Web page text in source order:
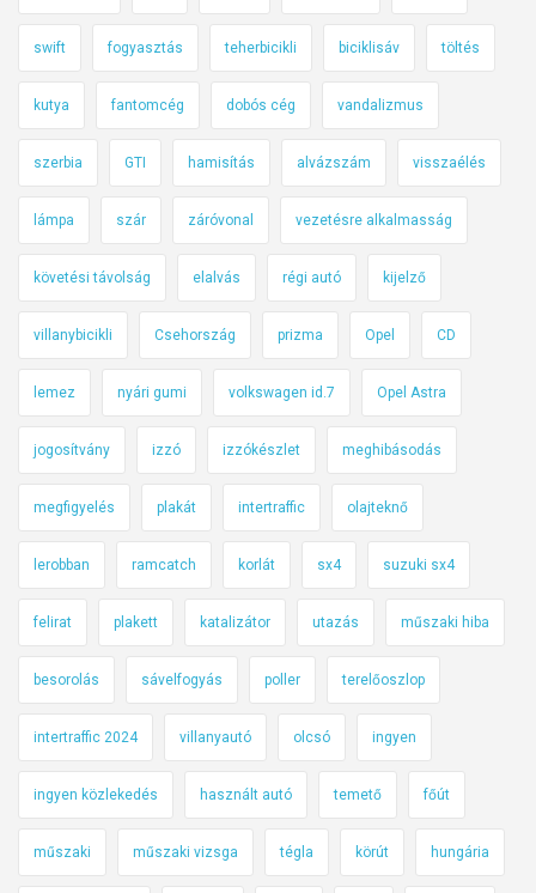
swift fogyasztás teherbicikli biciklisáv töltés
kutya fantomcég dobós cég vandalizmus
szerbia GTI hamisítás alvázszám visszaélés
lámpa szár záróvonal vezetésre alkalmasság
követési távolság elalvás régi autó kijelző
villanybicikli Csehország prizma Opel CD
lemez nyári gumi volkswagen id.7 Opel Astra
jogosítvány izzó izzókészlet meghibásodás
megfigyelés plakát intertraffic olajteknő
lerobban ramcatch korlát sx4 suzuki sx4
felirat plakett katalizátor utazás műszaki hiba
besorolás sávelfogyás poller terelőoszlop
intertraffic 2024 villanyautó olcsó ingyen
ingyen közlekedés használt autó temető főút
műszaki műszaki vizsga tégla körút hungária